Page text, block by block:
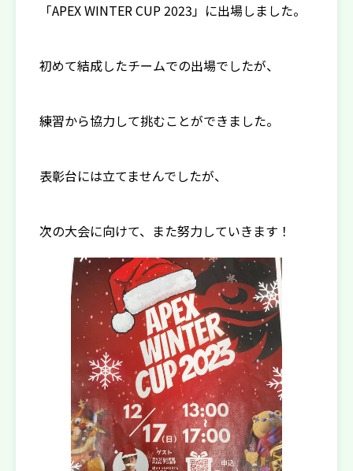
「APEX WINTER CUP 2023」に出場しました。
初めて結成したチームでの出場でしたが、
練習から協力して挑むことができました。
表彰台には立てませんでしたが、
次の大会に向けて、また努力していきます！